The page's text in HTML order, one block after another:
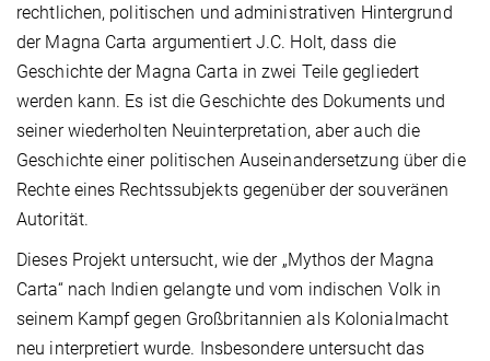
rechtlichen, politischen und administrativen Hintergrund
der Magna Carta argumentiert J.C. Holt, dass die
Geschichte der Magna Carta in zwei Teile gegliedert
werden kann. Es ist die Geschichte des Dokuments und
seiner wiederholten Neuinterpretation, aber auch die
Geschichte einer politischen Auseinandersetzung über die
Rechte eines Rechtssubjekts gegenüber der souveränen
Autorität.
Dieses Projekt untersucht, wie der „Mythos der Magna
Carta“ nach Indien gelangte und vom indischen Volk in
seinem Kampf gegen Großbritannien als Kolonialmacht
neu interpretiert wurde. Insbesondere untersucht das